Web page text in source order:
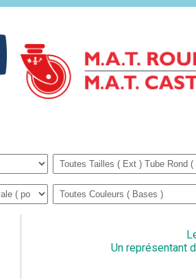
Un représentant